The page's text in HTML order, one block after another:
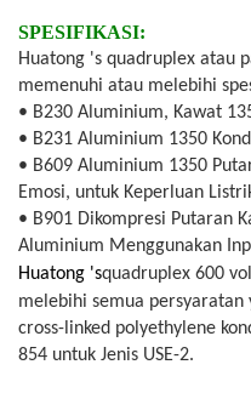
SPESIFIKASI:
Huatong 's quadruplex atau
memenuhi atau melebihi
• B230 Aluminium, Kawat
• B231 Aluminium 1350
• B609 Aluminium 1350
Emosi, untuk Keperluan
• B901 Dikompresi Putaran
Aluminium Menggunakan
Huatong 'squadruplex 600
melebihi semua persyaratan
cross-linked polyethylene
854 untuk Jenis USE-2.